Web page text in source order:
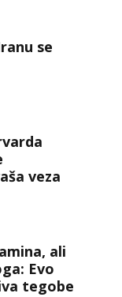
se
veza
ali
Evo
tegobe